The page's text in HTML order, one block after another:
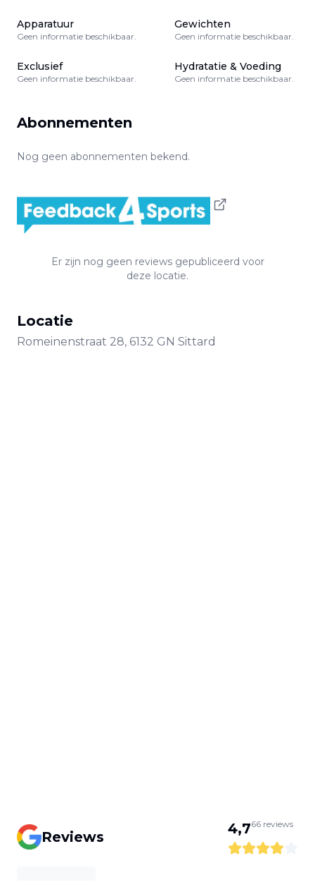
Apparatuur
Geen informatie beschikbaar.
Gewichten
Geen informatie beschikbaar.
Exclusief
Geen informatie beschikbaar.
Hydratatie & Voeding
Geen informatie beschikbaar.
Abonnementen
Nog geen abonnementen bekend.
Er zijn nog geen reviews gepubliceerd voor
deze locatie.
Locatie
Romeinenstraat 28, 6132 GN Sittard
Reviews 4,766 reviews